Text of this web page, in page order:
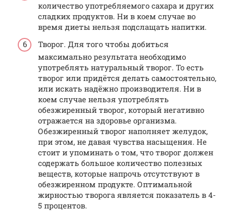
количество употребляемого сахара и других
сладких продуктов. Ни в коем случае во
время диеты нельзя подслащать напитки.
Творог. Для того чтобы добиться
максимально результата необходимо
употреблять натуральный творог. То есть
творог или придётся делать самостоятельно,
или искать надёжно производителя. Ни в
коем случае нельзя употреблять
обезжиренный творог, который негативно
отражается на здоровье организма.
Обезжиренный творог наполняет желудок,
при этом, не давая чувства насыщения. Не
стоит и упоминать о том, что творог должен
содержать большое количество полезных
веществ, которые напрочь отсутствуют в
обезжиренном продукте. Оптимальной
жирностью творога является показатель в 4-
5 процентов.